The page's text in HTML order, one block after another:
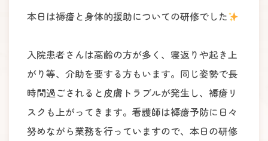
本日は褥瘡と身体的援助についての研修でした
入院患者さんは高齢の方が多く、寝返りや起き上
がり等、介助を要する方もいます。同じ姿勢で長
時間過ごされると皮膚トラブルが発生し、褥瘡リ
スクも上がってきます。看護師は褥瘡予防に日々
努めながら業務を行っていますので、本日の研修